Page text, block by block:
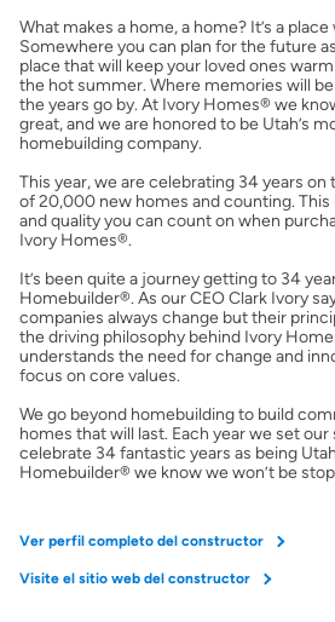
Preparar mi casa para la venta
Seguro de propietarios
Obtener ofertas por mi casa
What makes a home, a home? It’s a
Somewhere you can plan for the future
place that will keep your loved ones
the hot summer. Where memories will be
the years go by. At Ivory Homes® we
great, and we are honored to be Utah’s
homebuilding company.
This year, we are celebrating 34 years
of 20,000 new homes and counting. This
and quality you can count on when
Ivory Homes®.
It’s been quite a journey getting to 34
Homebuilder®. As our CEO Clark Ivory
companies always change but their
the driving philosophy behind Ivory
understands the need for change and
focus on core values.
We go beyond homebuilding to build
homes that will last. Each year we set
celebrate 34 fantastic years as being
Homebuilder® we know we won’t be
Ver perfil completo del constructor
Visite el sitio web del constructor